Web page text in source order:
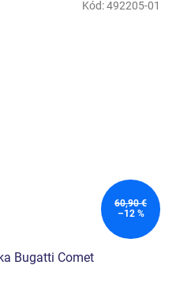
60,90 €
–12 %
Bugatti Comet
Kód:492205-01